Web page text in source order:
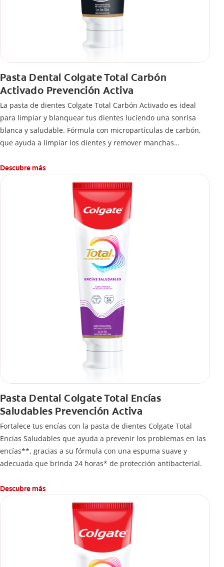
Pasta Dental Colgate Total Carbón
Activado Prevención Activa
La pasta de dientes Colgate Total Carbón Activado es ideal
para limpiar y blanquear tus dientes luciendo una sonrisa
blanca y saludable. Fórmula con micropartículas de carbón,
que ayuda a limpiar los dientes y remover manchas
¿Qué hace el carbón activado en una pasta dental y por qué
se usa para ayudar a remover manchas superficiales?
También encontrarás cómo incluirla en tu rutina, en casa o de
viaje, con tips de cepillado para una sonrisa sana.
Descubre más
Pasta Dental Colgate Total Encías
Saludables Prevención Activa
Fortalece tus encías con la pasta de dientes Colgate Total
Encías Saludables que ayuda a prevenir los problemas en las
encías**, gracias a su fórmula con una espuma suave y
adecuada que brinda 24 horas* de protección antibacterial.
Descubre más